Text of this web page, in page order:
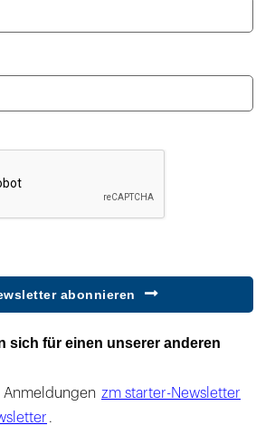
abonnieren
sich für einen unserer anderen
Anmeldungen zm starter-Newsletter
.